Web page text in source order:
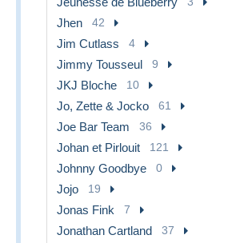
Jhen 42
Jim Cutlass 4
Jimmy Tousseul 9
JKJ Bloche 10
Jo, Zette & Jocko 61
Joe Bar Team 36
Johan et Pirlouit 121
Johnny Goodbye 0
Jojo 19
Jonas Fink 7
Jonathan Cartland 37